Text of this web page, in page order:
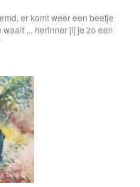
er komt weer een beetje
... herinner jij je zo een